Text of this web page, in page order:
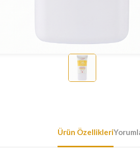
Ürün Özellikleri